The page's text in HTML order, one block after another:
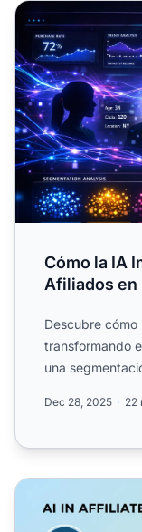
Cómo la IA
Cómo la IA
Afiliados en
Descubre
transformando
una
Dec 28, 2025 22
La IA en el